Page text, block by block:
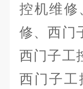
控机维修
修、西门
西门子工
西门子工